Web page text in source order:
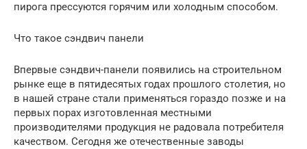
пирога прессуются горячим или холодным способом.
Что такое сэндвич панели
Впервые сэндвич-панели появились на строительном
рынке еще в пятидесятых годах прошлого столетия, но
в нашей стране стали применяться гораздо позже и на
первых порах изготовленная местными
производителями продукция не радовала потребителя
качеством. Сегодня же отечественные заводы